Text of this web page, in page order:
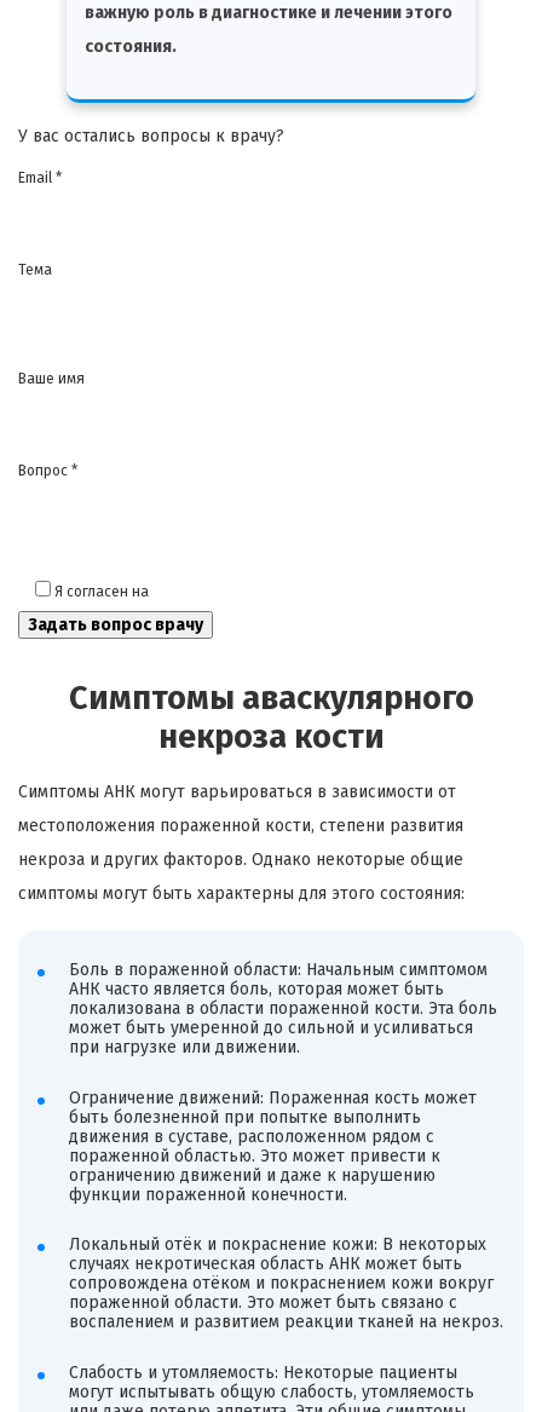
важную роль в диагностике и лечении этого
состояния.
У вас остались вопросы к врачу?
Email *
Тема
Ваше имя
Вопрос *
Я согласен на
Симптомы аваскулярного
некроза кости
Симптомы АНК могут варьироваться в зависимости от
местоположения пораженной кости, степени развития
некроза и других факторов. Однако некоторые общие
симптомы могут быть характерны для этого состояния:
Боль в пораженной области: Начальным симптомом
АНК часто является боль, которая может быть
локализована в области пораженной кости. Эта боль
может быть умеренной до сильной и усиливаться
при нагрузке или движении.
Ограничение движений: Пораженная кость может
быть болезненной при попытке выполнить
движения в суставе, расположенном рядом с
пораженной областью. Это может привести к
ограничению движений и даже к нарушению
функции пораженной конечности.
Локальный отёк и покраснение кожи: В некоторых
случаях некротическая область АНК может быть
сопровождена отёком и покраснением кожи вокруг
пораженной области. Это может быть связано с
воспалением и развитием реакции тканей на некроз.
Слабость и утомляемость: Некоторые пациенты
могут испытывать общую слабость, утомляемость